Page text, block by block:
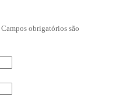
Campos obrigatórios são